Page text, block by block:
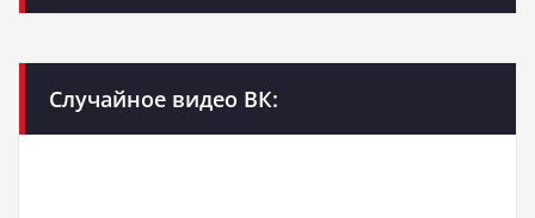
Случайное видео ВК: